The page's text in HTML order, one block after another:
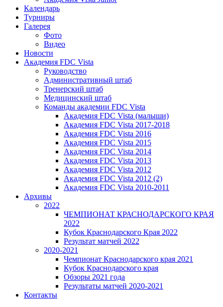
Календарь
Турниры
Галерея
Фото
Видео
Новости
Академия FDC Vista
Руководство
Административный штаб
Тренерский штаб
Медицинский штаб
Команды академии FDC Vista
Академия FDC Vista (малыши)
Академия FDC Vista 2017-2018
Академия FDC Vista 2016
Академия FDC Vista 2015
Академия FDC Vista 2014
Академия FDC Vista 2013
Академия FDC Vista 2012
Академия FDC Vista 2012 (2)
Академия FDC Vista 2010-2011
Архивы
2022
ЧЕМПИОНАТ КРАСНОДАРСКОГО КРАЯ
2022
Кубок Краснодарского Края 2022
Результат матчей 2022
2020-2021
Чемпионат Краснодарского края 2021
Кубок Краснодарского края
Обзоры 2021 года
Результаты матчей 2020-2021
Контакты